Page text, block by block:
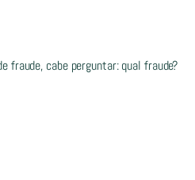
fraude, cabe perguntar: qual fraude?